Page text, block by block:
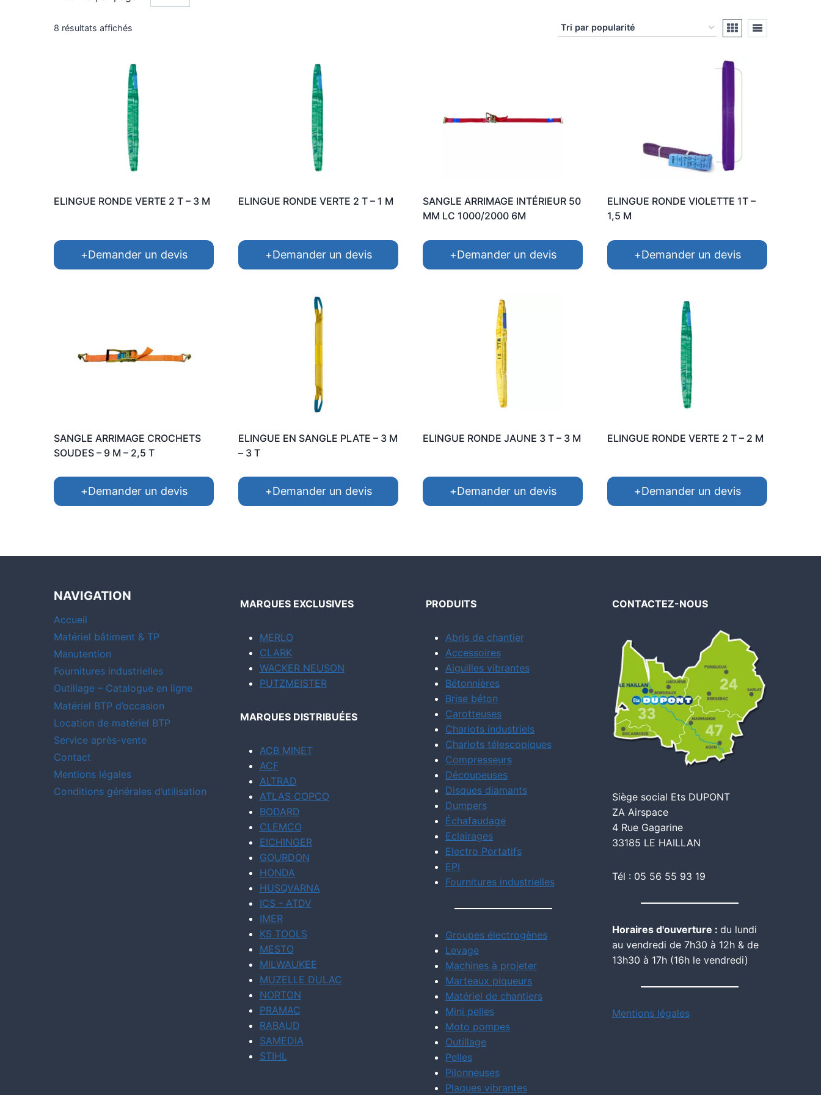
8 résultats affichés
popularité
ELINGUE RONDE VERTE 2 T – 3 M
+Demander un devis
ELINGUE RONDE VERTE 2 T – 1 M
+Demander un devis
SANGLE ARRIMAGE INTÉRIEUR 50
MM LC 1000/2000 6M
+Demander un devis
ELINGUE RONDE VIOLETTE 1T –
1,5 M
+Demander un devis
SANGLE ARRIMAGE CROCHETS
SOUDES – 9 M – 2,5 T
+Demander un devis
ELINGUE EN SANGLE PLATE – 3 M
– 3 T
+Demander un devis
ELINGUE RONDE JAUNE 3 T – 3 M
+Demander un devis
ELINGUE RONDE VERTE 2 T – 2 M
+Demander un devis
NAVIGATION
Accueil
Matériel bâtiment & TP
Manutention
Fournitures industrielles
Outillage – Catalogue en ligne
Matériel BTP d’occasion
Location de matériel BTP
Service après-vente
Contact
Mentions légales
Conditions générales d’utilisation
MARQUES EXCLUSIVES
MERLO
CLARK
WACKER NEUSON
PUTZMEISTER
MARQUES DISTRIBUÉES
ACB MINET
ACF
ALTRAD
ATLAS COPCO
BODARD
CLEMCO
EICHINGER
GOURDON
HONDA
HUSQVARNA
ICS - ATDV
IMER
KS TOOLS
MESTO
MILWAUKEE
MUZELLE DULAC
NORTON
PRAMAC
RABAUD
SAMEDIA
STIHL
PRODUITS
Abris de chantier
Accessoires
Aiguilles vibrantes
Bétonnières
Brise béton
Carotteuses
Chariots industriels
Chariots télescopiques
Compresseurs
Découpeuses
Disques diamants
Dumpers
Échafaudage
Eclairages
Electro Portatifs
EPI
Fournitures industrielles
Groupes électrogènes
Levage
Machines à projeter
Marteaux piqueurs
Matériel de chantiers
Mini pelles
Moto pompes
Outillage
Pelles
Pilonneuses
Plaques vibrantes
CONTACTEZ-NOUS
Siège social Ets DUPONT
ZA Airspace
4 Rue Gagarine
33185 LE HAILLAN
Tél : 05 56 55 93 19
Horaires d'ouverture : du lundi
au vendredi de 7h30 à 12h & de
13h30 à 17h (16h le vendredi)
Mentions légales